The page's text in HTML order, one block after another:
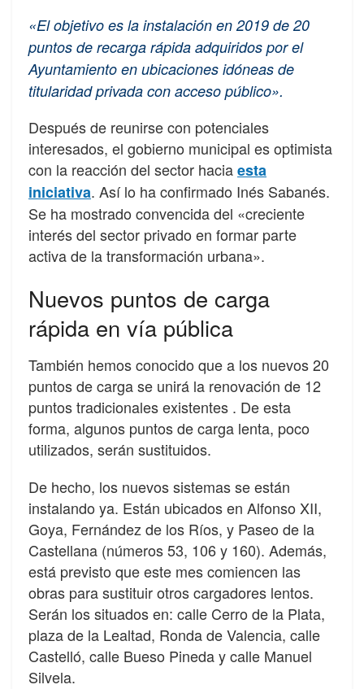
«El objetivo es la instalación en 2019 de 20
puntos de recarga rápida adquiridos por el
Ayuntamiento en ubicaciones idóneas de
titularidad privada con acceso público».
Después de reunirse con potenciales
interesados, el gobierno municipal es optimista
con la reacción del sector haciaesta
iniciativa. Así lo ha confirmado Inés Sabanés.
Se ha mostrado convencida del «creciente
interés del sector privado en formar parte
activa de la transformación urbana».
Nuevos puntos de carga
rápida en vía pública
También hemos conocido que a los nuevos 20
puntos de carga se unirá la renovación de 12
puntos tradicionales existentes . De esta
forma, algunos puntos de carga lenta, poco
utilizados, serán sustituidos.
De hecho, los nuevos sistemas se están
instalando ya. Están ubicados en Alfonso XII,
Goya, Fernández de los Ríos, y Paseo de la
Castellana (números 53, 106 y 160). Además,
está previsto que este mes comiencen las
obras para sustituir otros cargadores lentos.
Serán los situados en: calle Cerro de la Plata,
plaza de la Lealtad, Ronda de Valencia, calle
Castelló, calle Bueso Pineda y calle Manuel
Silvela.